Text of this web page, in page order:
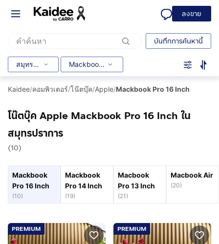
ลงขาย
บันทึกการค้นหานี้
สมุทรปราการ Mackbook Pro 16 Inch
Kaidee/คอมพิวเตอร์/โน๊ตบุ๊ค/Apple/Mackbook Pro 16 Inch
โน๊ตบุ๊ค Apple Mackbook Pro 16 Inch ใน
สมุทรปราการ
(10)
Mackbook
Pro 16 Inch
(10)
Mackbook
Pro 14 Inch
(19)
Macbook
Pro 13 Inch
(21 )
Macbook Air
(20)
PREMIUM PREMIUM